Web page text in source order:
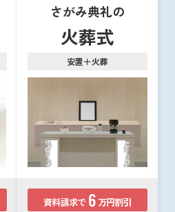
さがみ典礼の
火葬式
安置＋火葬
資料請求で 6 万円割引